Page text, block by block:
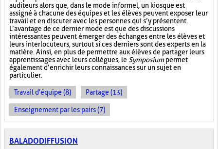
auditeurs alors que, dans le mode informel, un kiosque est
assigné à chacune des équipes et les élèves peuvent exposer leur
travail et en discuter avec les personnes qui s’y présentent.
L’avantage de ce dernier mode est que des discussions
intéressantes peuvent émerger des échanges entre les élèves et
leurs interlocuteurs, surtout si ces derniers sont des experts en la
matière. Ainsi, en plus de permettre aux élèves de partager leurs
apprentissages avec leurs collègues, le Symposiumpermet
également d’enrichir leurs connaissances sur un sujet en
particulier.
Travail d'équipe (8) Partage (13)
Enseignement par les pairs (7)
BALADODIFFUSION